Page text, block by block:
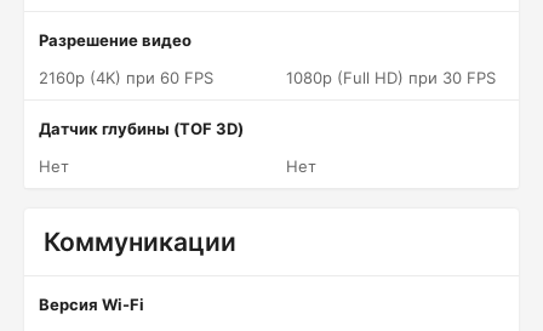
Разрешение видео
2160p (4K) при 60 FPS
1080p (Full HD) при 30 FPS
Датчик глубины (TOF 3D)
Нет
Нет
Коммуникации
Версия Wi-Fi